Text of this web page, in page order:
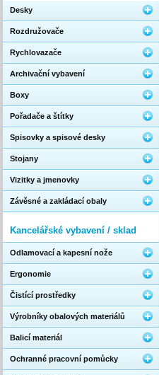
Desky
Rozdružovače
Rychlovazače
Archivační vybavení
Boxy
Pořadače a štítky
Spisovky a spisové desky
Stojany
Vizitky a jmenovky
Závěsné a zakládací obaly
Kancelářské vybavení / sklad
Odlamovací a kapesní nože
Ergonomie
Čistící prostředky
Výrobníky obalových materiálů
Balicí materiál
Ochranné pracovní pomůcky